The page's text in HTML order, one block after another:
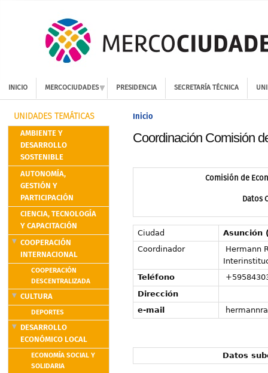
INICIO MERCOCIUDADES PRESIDENCIA SECRETARÍA TÉCNICA
UNIDADES TEMÁTICAS
AMBIENTE Y
DESARROLLO
SOSTENIBLE
AUTONOMÍA,
GESTIÓN Y
PARTICIPACIÓN
CIENCIA, TECNOLOGÍA
Y CAPACITACIÓN
COOPERACIÓN
INTERNACIONAL
COOPERACIÓN
DESCENTRALIZADA
CULTURA
DEPORTES
DESARROLLO
ECONÓMICO LOCAL
ECONOMÍA SOCIAL Y
SOLIDARIA
Inicio
Coordinación Comisión
Comisión de
Datos
Ciudad
Asunción
Coordinador
Hermann
Teléfono
Dirección
e-mail
Datos